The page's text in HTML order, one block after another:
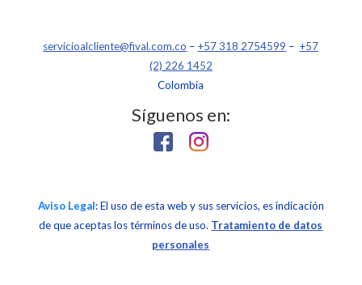
servicioalcliente@fival.com.co – +57 318 2754599 – +57
(2) 226 1452
Colombia
Síguenos en:
Aviso Legal: El uso de esta web y sus servicios, es indicación
de que aceptas los términos de uso. Tratamiento de datos
personales